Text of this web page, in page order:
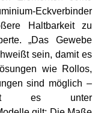
Eckverbinder
Haltbarkeit zu
„Das Gewebe
sein, damit es
wie Rollos,
sind möglich –
es unter